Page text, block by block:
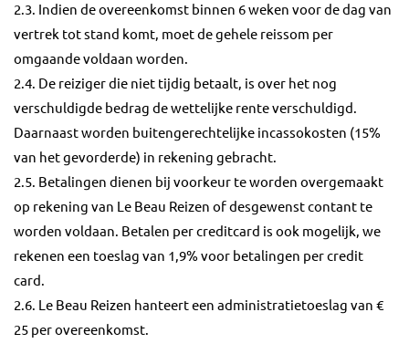
2.3. Indien de overeenkomst binnen 6 weken voor de dag van
vertrek tot stand komt, moet de gehele reissom per
omgaande voldaan worden.
2.4. De reiziger die niet tijdig betaalt, is over het nog
verschuldigde bedrag de wettelijke rente verschuldigd.
Daarnaast worden buitengerechtelijke incassokosten (15%
van het gevorderde) in rekening gebracht.
2.5. Betalingen dienen bij voorkeur te worden overgemaakt
op rekening van Le Beau Reizen of desgewenst contant te
worden voldaan. Betalen per creditcard is ook mogelijk, we
rekenen een toeslag van 1,9% voor betalingen per credit
card.
2.6. Le Beau Reizen hanteert een administratietoeslag van €
25 per overeenkomst.